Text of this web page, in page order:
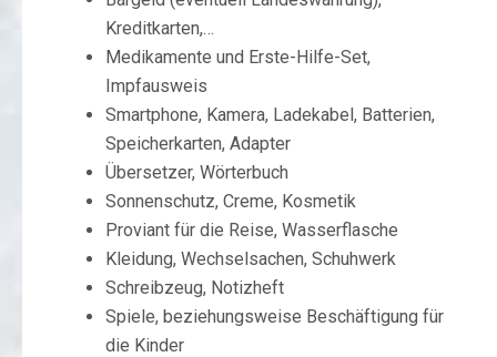
Kreditkarten,…
Medikamente und Erste-Hilfe-Set,
Impfausweis
Smartphone, Kamera, Ladekabel, Batterien,
Speicherkarten, Adapter
Übersetzer, Wörterbuch
Sonnenschutz, Creme, Kosmetik
Proviant für die Reise, Wasserflasche
Kleidung, Wechselsachen, Schuhwerk
Schreibzeug, Notizheft
Spiele, beziehungsweise Beschäftigung für
die Kinder